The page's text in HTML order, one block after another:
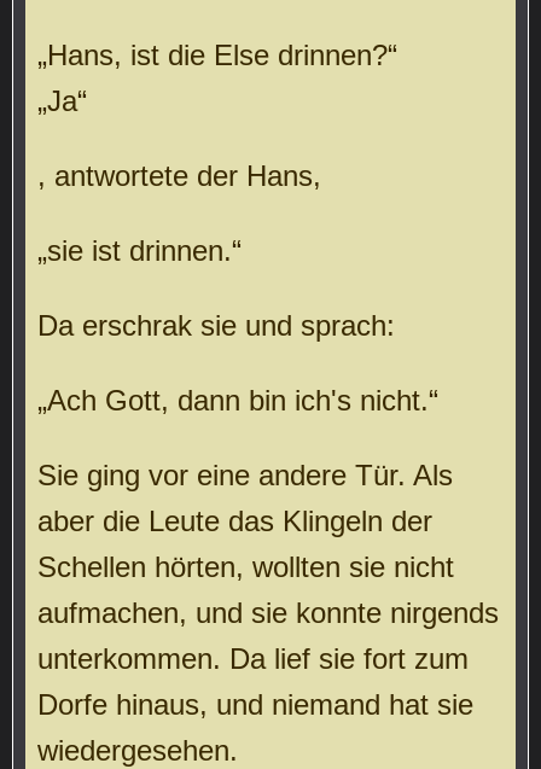
„Hans, ist die Else drinnen?“
„Ja“
, antwortete der Hans,
„sie ist drinnen.“
Da erschrak sie und sprach:
„Ach Gott, dann bin ich's nicht.“
Sie ging vor eine andere Tür. Als
aber die Leute das Klingeln der
Schellen hörten, wollten sie nicht
aufmachen, und sie konnte nirgends
unterkommen. Da lief sie fort zum
Dorfe hinaus, und niemand hat sie
wiedergesehen.